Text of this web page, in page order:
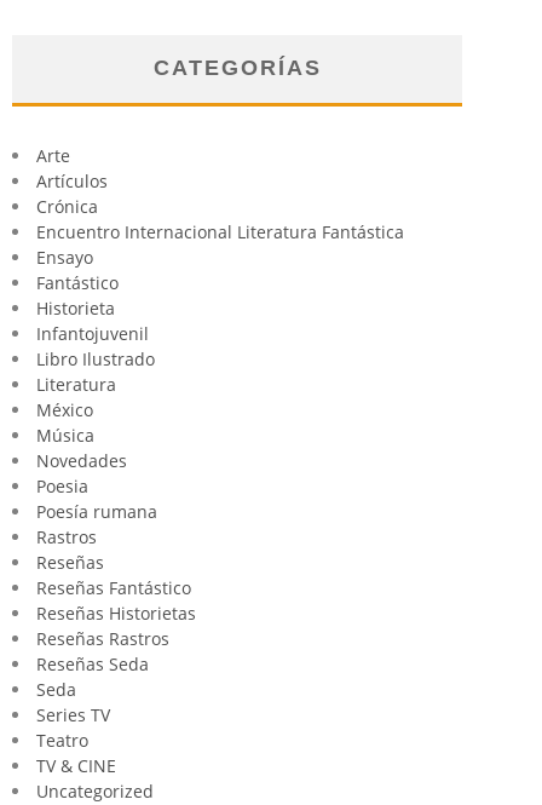
CATEGORÍAS
Arte
Artículos
Crónica
Encuentro Internacional Literatura Fantástica
Ensayo
Fantástico
Historieta
Infantojuvenil
Libro Ilustrado
Literatura
México
Música
Novedades
Poesia
Poesía rumana
Rastros
Reseñas
Reseñas Fantástico
Reseñas Historietas
Reseñas Rastros
Reseñas Seda
Seda
Series TV
Teatro
TV & CINE
Uncategorized